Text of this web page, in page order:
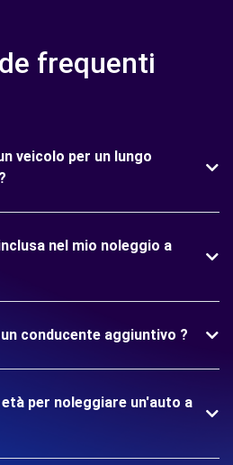
frequenti
veicolo per un lungo
nel mio noleggio a
conducente aggiuntivo ?
per noleggiare un'auto a